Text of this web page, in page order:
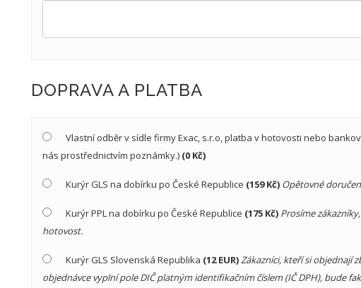
DOPRAVA A PLATBA
Vlastní odběr v sídle firmy Exac, s.r.o, platba v hotovosti nebo
nás prostřednictvím poznámky.) (0 Kč)
Kurýr GLS na dobírku po České Republice (159 Kč) Opětovné
Kurýr PPL na dobírku po České Republice (175 Kč) Prosíme
hotovost.
Kurýr GLS Slovenská Republika (12 EUR)Zákazníci, kteří si objednají
objednávce vyplní pole DIČ platným identifikačním číslem (IČ DPH), bude